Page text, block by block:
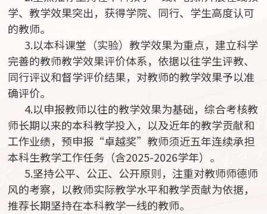
学、教学效果突出，获得学院、同行、学生高度认可
的教师。
3.以本科课堂（实验）教学效果为重点，建立科学
完善的教师教学效果评价体系，依据以往学生评教、
同行评议和督学评价结果，对教师的教学效果予以准
确评价。
4.以申报教师以往的教学效果为基础，综合考核教
师长期以来的本科教学投入，以及近年的教学贡献和
工作业绩，预申报“卓越奖”教师须近五年连续承担
本科生教学工作任务（含2025-2026学年）。
5.坚持公平、公正、公开原则，注重对教师师德师
风的考察，以教师实际教学水平和教学贡献为依据，
推荐长期坚持在本科教学一线的教师。